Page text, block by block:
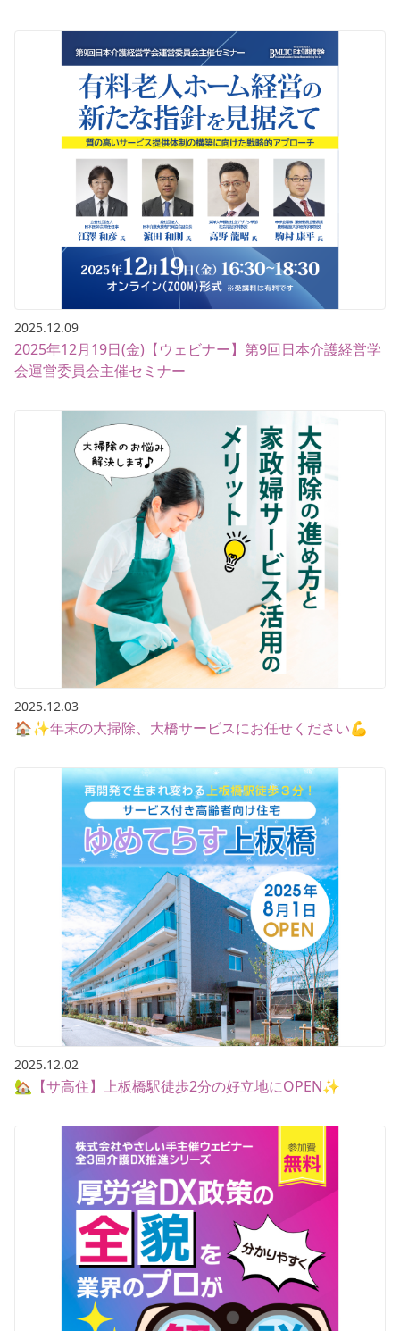
2025.12.09
2025年12月19日(金)【ウェビナー】第9回日本介護経営学
会運営委員会主催セミナー
2025.12.03
🏠✨年末の大掃除、大橋サービスにお任せください💪
2025.12.02
🏡【サ高住】上板橋駅徒歩2分の好立地にOPEN✨